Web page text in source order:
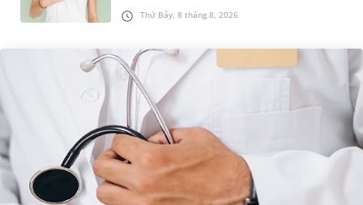
Thứ Bảy, 8 tháng 8, 2026
được chẩn đoán mắc bệnh, nhiều người
thường băn khoăn u nang tuyến v...